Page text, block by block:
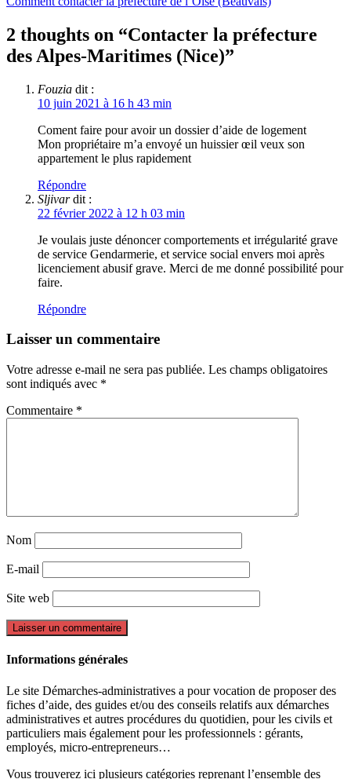
2 thoughts on “Contacter la préfecture
des Alpes-Maritimes (Nice)”
Fouzia dit :
10 juin 2021 à 16 h 43 min
Coment faire pour avoir un dossier d’aide de logement
Mon propriétaire m’a envoyé un huissier œil veux son
appartement le plus rapidement
Répondre
Sljivar dit :
22 février 2022 à 12 h 03 min
Je voulais juste dénoncer comportements et irrégularité grave
de service Gendarmerie, et service social envers moi après
licenciement abusif grave. Merci de me donné possibilité pour
faire.
Répondre
Laisser un commentaire
Votre adresse e-mail ne sera pas publiée. Les champs obligatoires
sont indiqués avec *
Commentaire *
Nom
E-mail
Site web
Informations générales
Le site Démarches-administratives a pour vocation de proposer des
fiches d’aide, des guides et/ou des conseils relatifs aux démarches
administratives et autres procédures du quotidien, pour les civils et
particuliers mais également pour les professionnels : gérants,
employés, micro-entrepreneurs…
Vous trouverez ici plusieurs catégories reprenant l’ensemble des